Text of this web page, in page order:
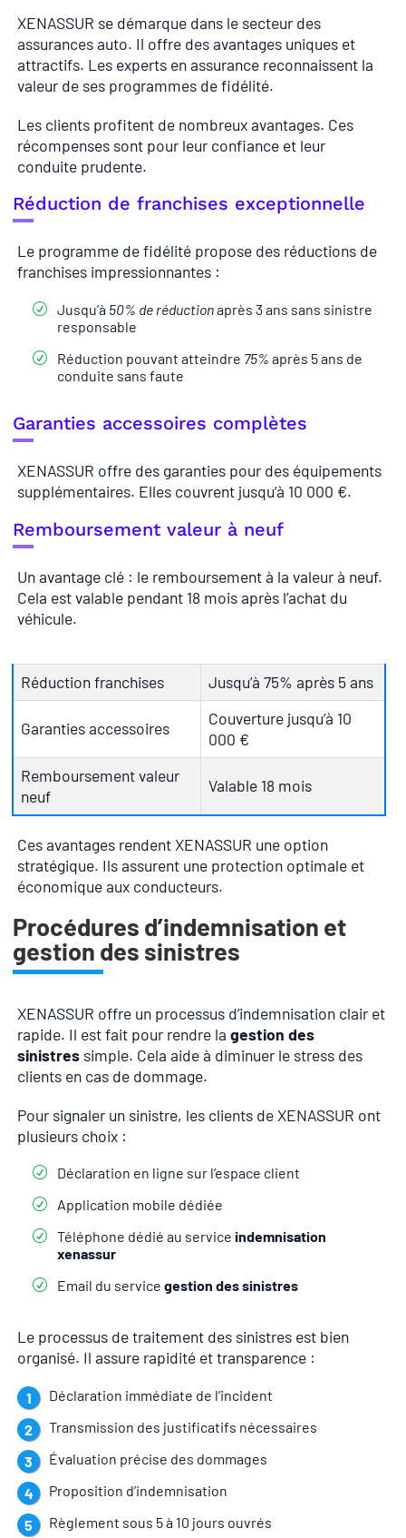
XENASSUR se démarque dans le secteur des
assurances auto. Il offre des avantages uniques et
attractifs. Les experts en assurance reconnaissent la
valeur de ses programmes de fidélité.
Les clients profitent de nombreux avantages. Ces
récompenses sont pour leur confiance et leur
conduite prudente.
Réduction de franchises exceptionnelle
Le programme de fidélité propose des réductions de
franchises impressionnantes :
Jusqu’à 50% de réductionaprès 3 ans sans sinistre
responsable
Réduction pouvant atteindre 75% après 5 ans de
conduite sans faute
Garanties accessoires complètes
XENASSUR offre des garanties pour des équipements
supplémentaires. Elles couvrent jusqu’à 10 000 €.
Remboursement valeur à neuf
Un avantage clé : le remboursement à la valeur à neuf.
Cela est valable pendant 18 mois après l’achat du
véhicule.
Réduction franchises Jusqu’à 75% après 5 ans
Garanties accessoires
Couverture jusqu’à 10
000 €
Remboursement valeur
neuf
Valable 18 mois
Ces avantages rendent XENASSUR une option
stratégique. Ils assurent une protection optimale et
économique aux conducteurs.
Procédures d’indemnisation et
gestion des sinistres
XENASSUR offre un processus d’indemnisation clair et
rapide. Il est fait pour rendre la gestion des
sinistres simple. Cela aide à diminuer le stress des
clients en cas de dommage.
Pour signaler un sinistre, les clients de XENASSUR ont
plusieurs choix :
Déclaration en ligne sur l’espace client
Application mobile dédiée
Téléphone dédié au service indemnisation
xenassur
Email du service gestion des sinistres
Le processus de traitement des sinistres est bien
organisé. Il assure rapidité et transparence :
Déclaration immédiate de l’incident
Transmission des justificatifs nécessaires
Évaluation précise des dommages
Proposition d’indemnisation
Règlement sous 5 à 10 jours ouvrés